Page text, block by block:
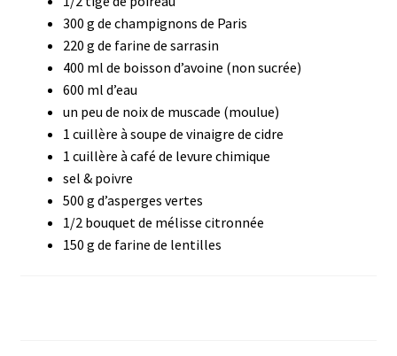
300 g de champignons de Paris
220 g de farine de sarrasin
400 ml de boisson d’avoine (non sucrée)
600 ml d’eau
un peu de noix de muscade (moulue)
1 cuillère à soupe de vinaigre de cidre
1 cuillère à café de levure chimique
sel & poivre
500 g d’asperges vertes
1/2 bouquet de mélisse citronnée
150 g de farine de lentilles